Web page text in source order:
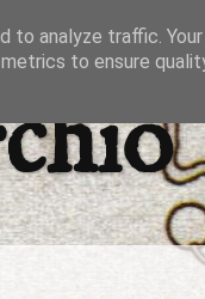
analyze traffic.
to ensure